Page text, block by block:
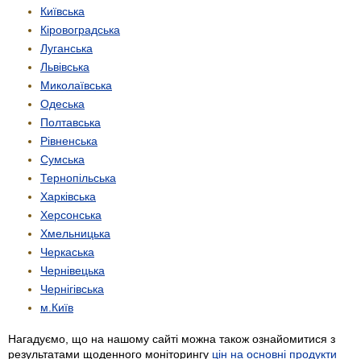
Київська
Кіровоградська
Луганська
Львівська
Миколаївська
Одеська
Полтавська
Рівненська
Сумська
Тернопільська
Харківська
Херсонська
Хмельницька
Черкаська
Чернівецька
Чернігівська
м.Київ
Нагадуємо, що на нашому сайті можна також ознайомитися з
результатами щоденного моніторингу цін на основні продукти